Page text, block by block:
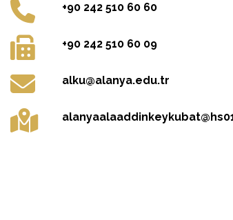
+90 242 510 60 60
+90 242 510 60 09
alku@alanya.edu.tr